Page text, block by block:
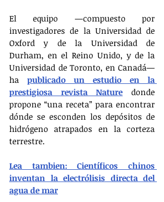
El equipo —compuesto por
investigadores de la Universidad de
Oxford y de la Universidad de
Durham, en el Reino Unido, y de la
Universidad de Toronto, en Canadá—
ha publicado un estudio en la
prestigiosa revista Nature donde
propone “una receta” para encontrar
dónde se esconden los depósitos de
hidrógeno atrapados en la corteza
terrestre.
Lea tambien: Científicos chinos
inventan la electrólisis directa del
agua de mar